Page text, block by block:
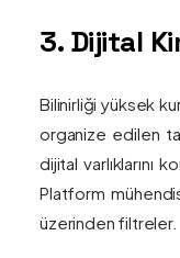
3. Dijital
Bilinirliği yüksek
organize edilen
dijital
Platform
üzerinden filtreler.